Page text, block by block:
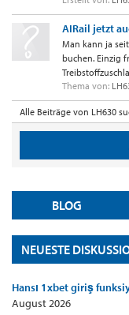
AIRail jetzt
Man kann ja
buchen. Einzig
Thema von:
Alle Beiträge von LH630
BLOG
NEUESTE
Hansı 1xbet giriş
August 2026